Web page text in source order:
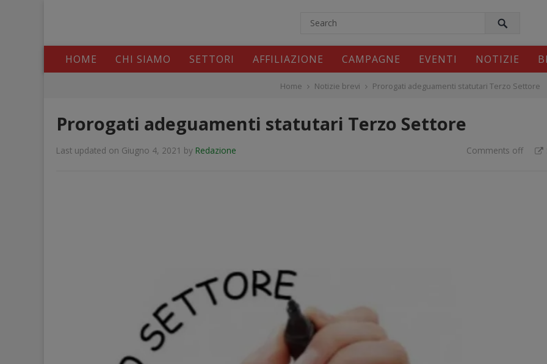
HOME CHI SIAMO SETTORI AFFILIAZIONE CAMPAGNE EVENTI NOTIZIE
Home Notizie brevi Prorogati adeguamenti statutari Terzo Settore
Prorogati adeguamenti statutari Terzo Settore
Last updated on Giugno 4, 2021 by Redazione Comments off